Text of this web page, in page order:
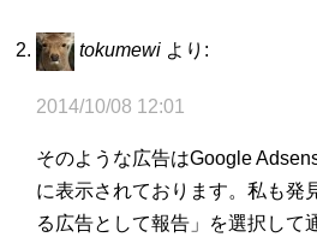
tokumewi より:
2014/10/08 12:01
そのような広告はGoogle
に表示されております。私も発
る広告として報告」を選択して